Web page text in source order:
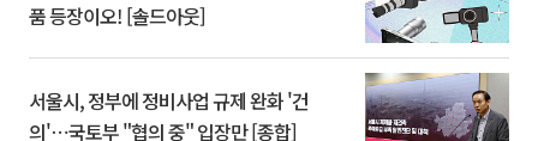
품 등장이오! [솔드아웃]
서울시, 정부에 정비사업 규제 완화 '건
의'⋯국토부 "협의 중" 입장만 [종합]